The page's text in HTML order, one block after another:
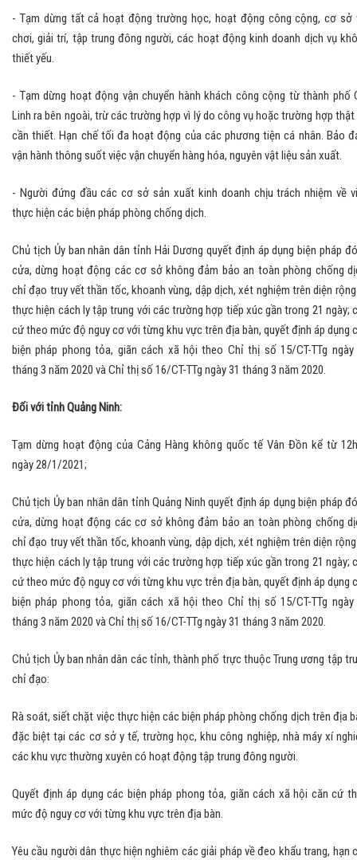
- Tạm dừng tất cả hoạt động trường học, hoạt động công cộng, cơ sở
chơi, giải trí, tập trung đông người, các hoạt động kinh doanh dịch vụ
thiết yếu.
- Tạm dừng hoạt động vận chuyển hành khách công cộng từ thành phố
Linh ra bên ngoài, trừ các trường hợp vì lý do công vụ hoặc trường hợp
cần thiết. Hạn chế tối đa hoạt động của các phương tiện cá nhân. Bảo
vận hành thông suốt việc vận chuyển hàng hóa, nguyên vật liệu sản xuất.
- Người đứng đầu các cơ sở sản xuất kinh doanh chịu trách nhiệm về
thực hiện các biện pháp phòng chống dịch.
Chủ tịch Ủy ban nhân dân tỉnh Hải Dương quyết định áp dụng biện pháp
cửa, dừng hoạt động các cơ sở không đảm bảo an toàn phòng chống
chỉ đạo truy vết thần tốc, khoanh vùng, dập dịch, xét nghiệm trên diện
thực hiện cách ly tập trung với các trường hợp tiếp xúc gần trong 21 ngày;
cứ theo mức độ nguy cơ với từng khu vực trên địa bàn, quyết định áp dụng
biện pháp phong tỏa, giãn cách xã hội theo Chỉ thị số 15/CT-TTg ngày
tháng 3 năm 2020 và Chỉ thị số 16/CT-TTg ngày 31 tháng 3 năm 2020.
Đối với tỉnh Quảng Ninh:
Tạm dừng hoạt động của Cảng Hàng không quốc tế Vân Đồn kể từ
ngày 28/1/2021;
Chủ tịch Ủy ban nhân dân tỉnh Quảng Ninh quyết định áp dụng biện pháp
cửa, dừng hoạt động các cơ sở không đảm bảo an toàn phòng chống
chỉ đạo truy vết thần tốc, khoanh vùng, dập dịch, xét nghiệm trên diện
thực hiện cách ly tập trung với các trường hợp tiếp xúc gần trong 21 ngày;
cứ theo mức độ nguy cơ với từng khu vực trên địa bàn, quyết định áp dụng
biện pháp phong tỏa, giãn cách xã hội theo Chỉ thị số 15/CT-TTg ngày
tháng 3 năm 2020 và Chỉ thị số 16/CT-TTg ngày 31 tháng 3 năm 2020.
Chủ tịch Ủy ban nhân dân các tỉnh, thành phố trực thuộc Trung ương tập
chỉ đạo:
Rà soát, siết chặt việc thực hiện các biện pháp phòng chống dịch trên địa
đặc biệt tại các cơ sở y tế, trường học, khu công nghiệp, nhà máy xí
các khu vực thường xuyên có hoạt động tập trung đông người.
Quyết định áp dụng các biện pháp phong tỏa, giãn cách xã hội căn cứ
mức độ nguy cơ với từng khu vực trên địa bàn.
Yêu cầu người dân thực hiện nghiêm các giải pháp về đeo khẩu trang, hạn